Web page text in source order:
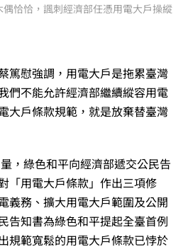
恰恰，諷刺經濟部任憑用電大戶操縱
篤慰強調，用電大戶是拖累臺灣
們不能允許經濟部繼續縱容用電
大戶條款規範，就是放棄替臺灣
，綠色和平向經濟部遞交公民告
「用電大戶條款」作出三項修
義務、擴大用電大戶範圍及公開
告知書為綠色和平提起全臺首例
規範寬鬆的用電大戶條款已悖於